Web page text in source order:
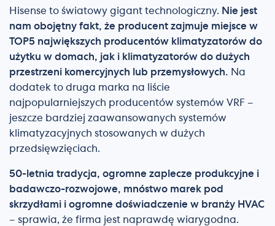
Hisense to światowy gigant technologiczny. Nie jest
nam obojętny fakt, że producent zajmuje miejsce w
TOP5 największych producentów klimatyzatorów do
użytku w domach, jak i klimatyzatorów do dużych
przestrzeni komercyjnych lub przemysłowych. Na
dodatek to druga marka na liście
najpopularniejszych producentów systemów VRF –
jeszcze bardziej zaawansowanych systemów
klimatyzacyjnych stosowanych w dużych
przedsięwzięciach.
50-letnia tradycja, ogromne zaplecze produkcyjne i
badawczo-rozwojowe, mnóstwo marek pod
skrzydłami i ogromne doświadczenie w branży HVAC
– sprawia, że firma jest naprawdę wiarygodna.